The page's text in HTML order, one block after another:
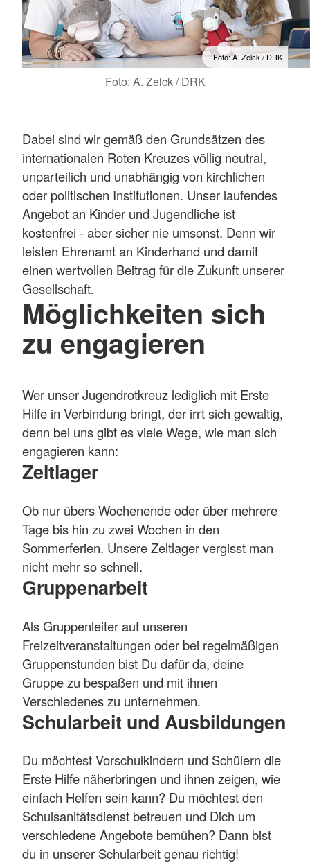
Foto: A. Zelck / DRK
Foto: A. Zelck / DRK
Dabei sind wir gemäß den Grundsätzen des
internationalen Roten Kreuzes völlig neutral,
unparteilich und unabhängig von kirchlichen
oder politischen Institutionen. Unser laufendes
Angebot an Kinder und Jugendliche ist
kostenfrei - aber sicher nie umsonst. Denn wir
leisten Ehrenamt an Kinderhand und damit
einen wertvollen Beitrag für die Zukunft unserer
Gesellschaft.
Möglichkeiten sich
zu engagieren
Wer unser Jugendrotkreuz lediglich mit Erste
Hilfe in Verbindung bringt, der irrt sich gewaltig,
denn bei uns gibt es viele Wege, wie man sich
engagieren kann:
Zeltlager
Ob nur übers Wochenende oder über mehrere
Tage bis hin zu zwei Wochen in den
Sommerferien. Unsere Zeltlager vergisst man
nicht mehr so schnell.
Gruppenarbeit
Als Gruppenleiter auf unseren
Freizeitveranstaltungen oder bei regelmäßigen
Gruppenstunden bist Du dafür da, deine
Gruppe zu bespaßen und mit ihnen
Verschiedenes zu unternehmen.
Schularbeit und Ausbildungen
Du möchtest Vorschulkindern und Schülern die
Erste Hilfe näherbringen und ihnen zeigen, wie
einfach Helfen sein kann? Du möchtest den
Schulsanitätsdienst betreuen und Dich um
verschiedene Angebote bemühen? Dann bist
du in unserer Schularbeit genau richtig!